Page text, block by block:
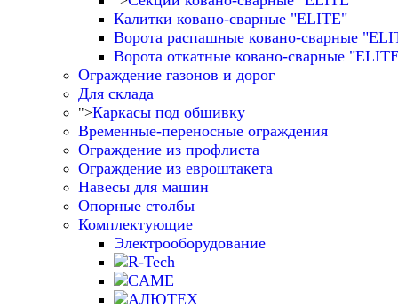
Калитки ковано-сварные "ELITE"
Ворота распашные ковано-сварные
Ворота откатные ковано-сварные
Ограждение газонов и дорог
Для склада
">Каркасы под обшивку
Временные-переносные ограждения
Ограждение из профлиста
Ограждение из евроштакета
Навесы для машин
Опорные столбы
Комплектующие
Электрооборудование